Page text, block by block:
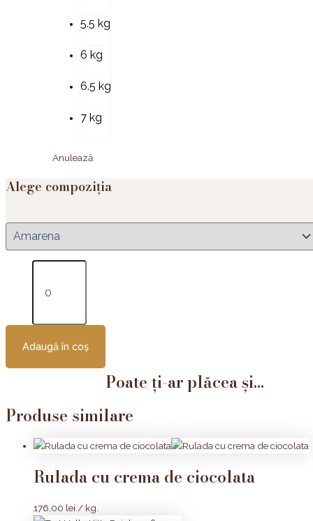
5.5 kg
6 kg
6.5 kg
7 kg
Anulează
Alege compoziția
Adaugă în coș
Poate ți-ar plăcea și...
Produse similare
Rulada cu crema de ciocolata
176,00 lei / kg.